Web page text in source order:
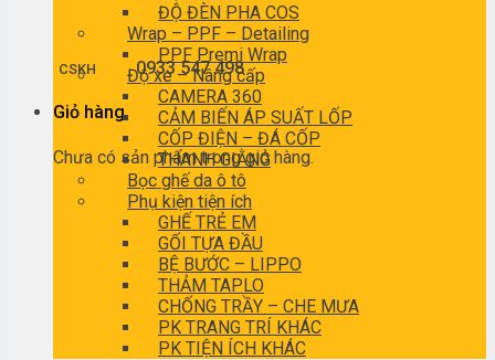
CSKH0933 547 498
Giỏ hàng
Chưa có sản phẩm trong giỏ hàng.
ĐỘ ĐÈN PHA COS
Wrap – PPF – Detailing
PPF Premi Wrap
Độ xe – Nâng cấp
CAMERA 360
CẢM BIẾN ÁP SUẤT LỐP
CỐP ĐIỆN – ĐÁ CỐP
THANH GIẰNG
Bọc ghế da ô tô
Phụ kiện tiện ích
GHẾ TRẺ EM
GỐI TỰA ĐẦU
BỆ BƯỚC – LIPPO
THẢM TAPLO
CHỐNG TRẦY – CHE MƯA
PK TRANG TRÍ KHÁC
PK TIỆN ÍCH KHÁC